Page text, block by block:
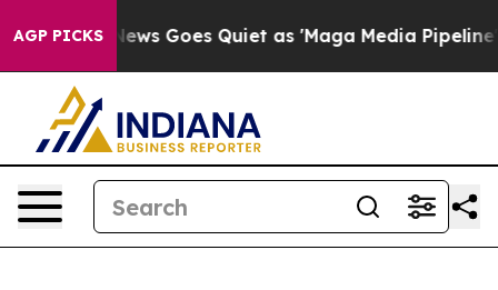
AGP PICKS
Fox News Goes Quiet as 'Maga Media Pipeline'